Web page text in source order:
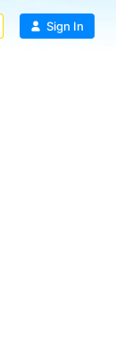
Sign In